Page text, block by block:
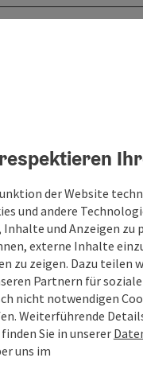
der Website
und andere
Inhalte und Anzeigen
externe Inhalte
zu zeigen. Dazu teilen
Partnern für
nicht notwendigen
Weiterführende
Sie in unserer
uns im